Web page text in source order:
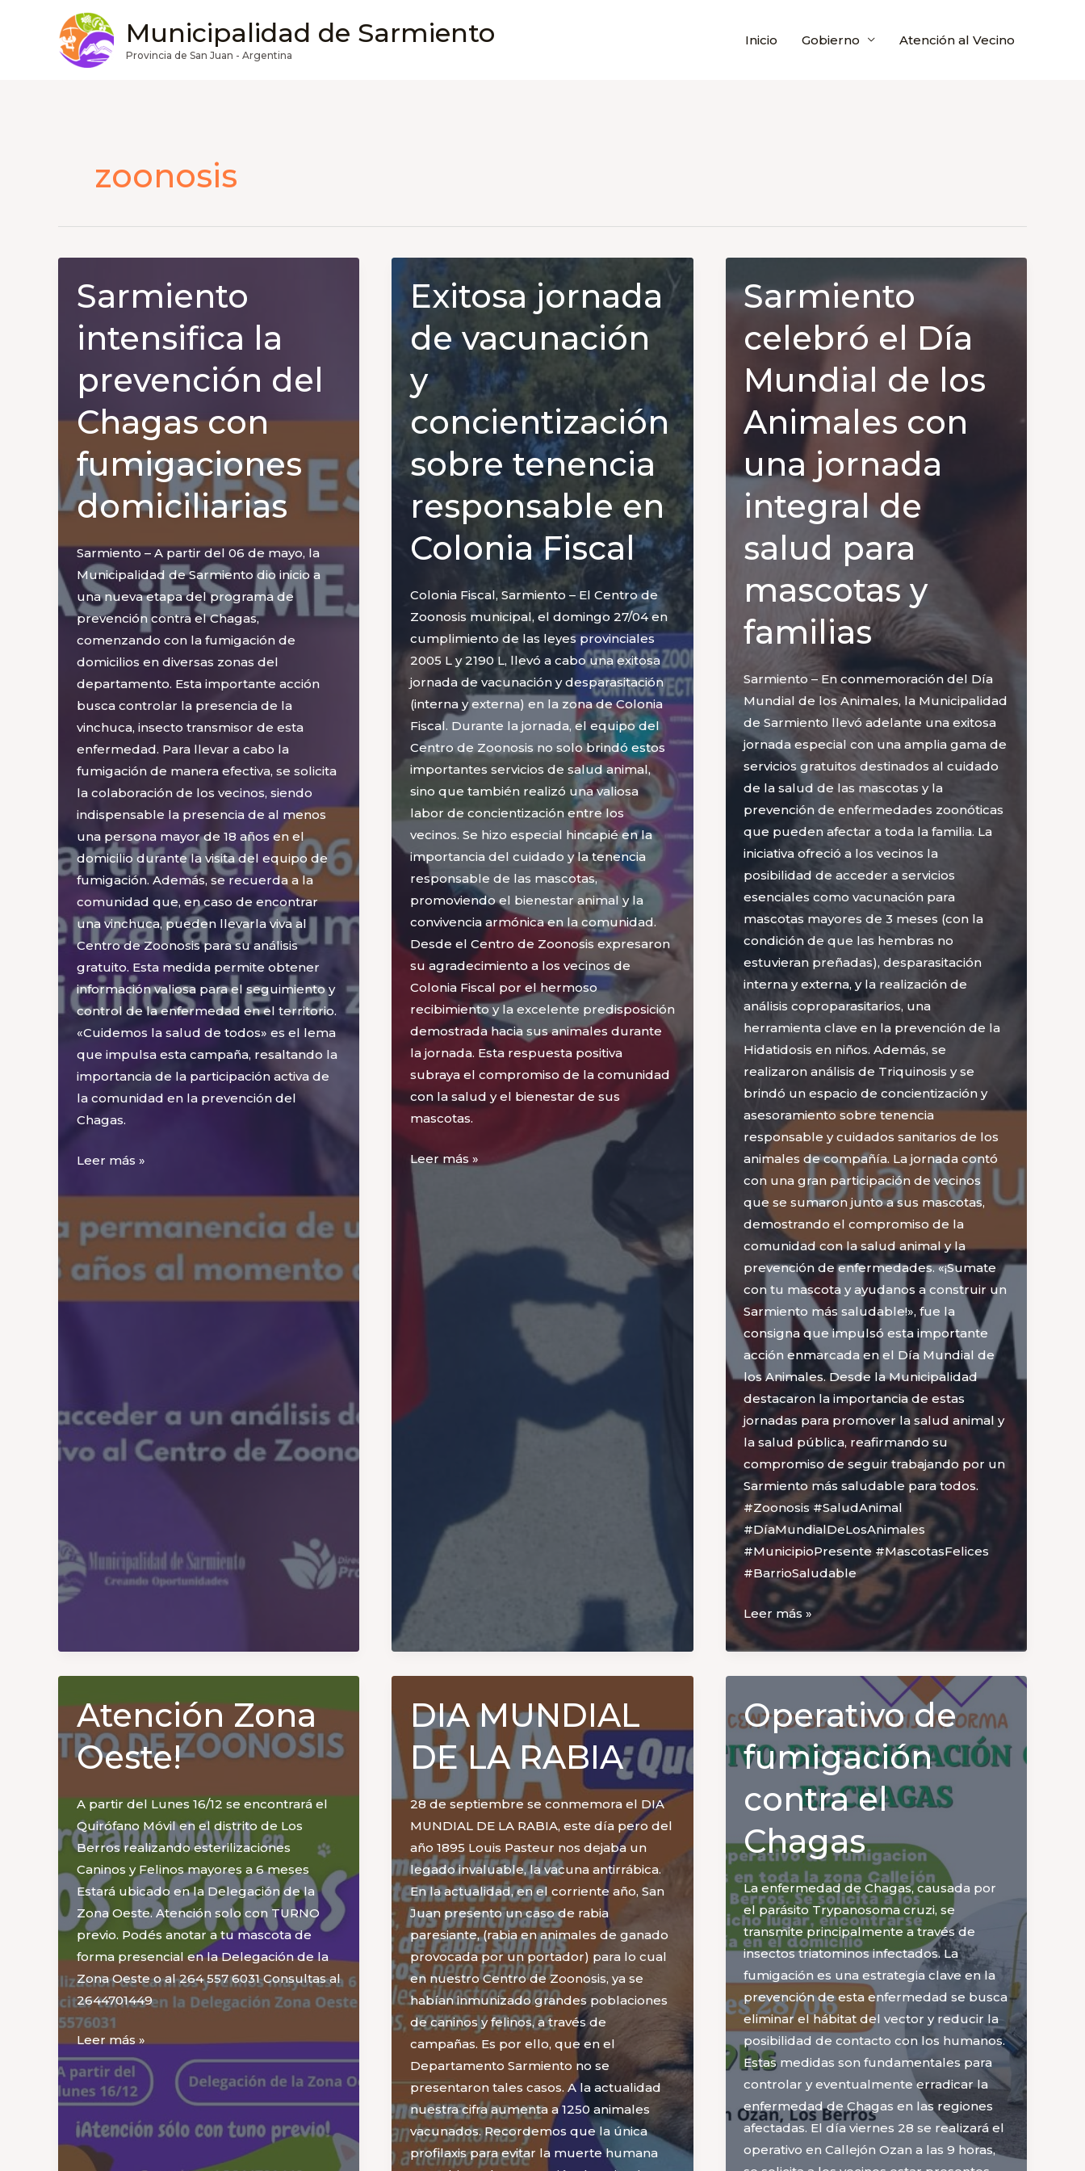
contenido
Municipalidad de Sarmiento
Provincia de San Juan - Argentina
Inicio Gobierno Atención al Vecino
zoonosis
Sarmiento
intensifica la
prevención del
Chagas con
fumigaciones
domiciliarias
Sarmiento – A partir del 06 de mayo, la
Municipalidad de Sarmiento dio inicio a
una nueva etapa del programa de
prevención contra el Chagas,
comenzando con la fumigación de
domicilios en diversas zonas del
departamento. Esta importante acción
busca controlar la presencia de la
vinchuca, insecto transmisor de esta
enfermedad. Para llevar a cabo la
fumigación de manera efectiva, se solicita
la colaboración de los vecinos, siendo
indispensable la presencia de al menos
una persona mayor de 18 años en el
domicilio durante la visita del equipo de
fumigación. Además, se recuerda a la
comunidad que, en caso de encontrar
una vinchuca, pueden llevarla viva al
Centro de Zoonosis para su análisis
gratuito. Esta medida permite obtener
información valiosa para el seguimiento y
control de la enfermedad en el territorio.
«Cuidemos la salud de todos» es el lema
que impulsa esta campaña, resaltando la
importancia de la participación activa de
la comunidad en la prevención del
Chagas.
Sarmiento
prevención
del
Chagas
Leer más »
Exitosa jornada
de vacunación
y
concientización
sobre tenencia
responsable en
Colonia Fiscal
Colonia Fiscal, Sarmiento – El Centro de
Zoonosis municipal, el domingo 27/04 en
cumplimiento de las leyes provinciales
2005 L y 2190 L, llevó a cabo una exitosa
jornada de vacunación y desparasitación
(interna y externa) en la zona de Colonia
Fiscal. Durante la jornada, el equipo del
Centro de Zoonosis no solo brindó estos
importantes servicios de salud animal,
sino que también realizó una valiosa
labor de concientización entre los
vecinos. Se hizo especial hincapié en la
importancia del cuidado y la tenencia
responsable de las mascotas,
promoviendo el bienestar animal y la
convivencia armónica en la comunidad.
Desde el Centro de Zoonosis expresaron
su agradecimiento a los vecinos de
Colonia Fiscal por el hermoso
recibimiento y la excelente predisposición
demostrada hacia sus animales durante
la jornada. Esta respuesta positiva
subraya el compromiso de la comunidad
con la salud y el bienestar de sus
mascotas.
Exitosa
vacunación
concientización
sobre
Leer más »
Sarmiento
celebró el Día
Mundial de los
Animales con
una jornada
integral de
salud para
mascotas y
familias
Sarmiento – En conmemoración del Día
Mundial de los Animales, la Municipalidad
de Sarmiento llevó adelante una exitosa
jornada especial con una amplia gama de
servicios gratuitos destinados al cuidado
de la salud de las mascotas y la
prevención de enfermedades zoonóticas
que pueden afectar a toda la familia. La
iniciativa ofreció a los vecinos la
posibilidad de acceder a servicios
esenciales como vacunación para
mascotas mayores de 3 meses (con la
condición de que las hembras no
estuvieran preñadas), desparasitación
interna y externa, y la realización de
análisis coproparasitarios, una
herramienta clave en la prevención de la
Hidatidosis en niños. Además, se
realizaron análisis de Triquinosis y se
brindó un espacio de concientización y
asesoramiento sobre tenencia
responsable y cuidados sanitarios de los
animales de compañía. La jornada contó
con una gran participación de vecinos
que se sumaron junto a sus mascotas,
demostrando el compromiso de la
comunidad con la salud animal y la
prevención de enfermedades. «¡Sumate
con tu mascota y ayudanos a construir un
Sarmiento más saludable!», fue la
consigna que impulsó esta importante
acción enmarcada en el Día Mundial de
los Animales. Desde la Municipalidad
destacaron la importancia de estas
jornadas para promover la salud animal y
la salud pública, reafirmando su
compromiso de seguir trabajando por un
Sarmiento más saludable para todos.
#Zoonosis #SaludAnimal
#DíaMundialDeLosAnimales
#MunicipioPresente #MascotasFelices
#BarrioSaludable
Sarmiento
celebró
el
Día
de
los
Animales
una
jornada
integral
de
salud
para
mascotas
y
familias
Leer más »
Atención Zona
Oeste!
A partir del Lunes 16/12 se encontrará el
Quirófano Móvil en el distrito de Los
Berros realizando esterilizaciones
Caninos y Felinos mayores a 6 meses
Estará ubicado en la Delegación de la
Zona Oeste. Atención solo con TURNO
previo. Podés anotar a tu mascota de
forma presencial en la Delegación de la
Zona Oeste o al 264 557 6031 Consultas al
2644701449
Atención
Zona
Oeste!
Leer más »
DIA MUNDIAL
DE LA RABIA
28 de septiembre se conmemora el DIA
MUNDIAL DE LA RABIA, este día pero del
año 1895 Louis Pasteur nos dejaba un
legado invaluable, la vacuna antirrábica.
En la actualidad, en el corriente año, San
Juan presento un caso de rabia
paresiante, (rabia en animales de ganado
provocada por un portador) para lo cual
en nuestro Centro de Zoonosis, ya se
habían inmunizado grandes poblaciones
de caninos y felinos, a través de
campañas. Es por ello, que en el
Departamento Sarmiento no se
presentaron tales casos. A la actualidad
nuestra cifra aumenta a 1250 animales
vacunados. Recordemos que la única
profilaxis para evitar la muerte humana
Operativo de
fumigación
contra el
Chagas
La enfermedad de Chagas, causada por
el parásito Trypanosoma cruzi, se
transmite principalmente a través de
insectos triatominos infectados. La
fumigación es una estrategia clave en la
prevención de esta enfermedad se busca
eliminar el hábitat del vector y reducir la
posibilidad de contacto con los humanos.
Estas medidas son fundamentales para
controlar y eventualmente erradicar la
enfermedad de Chagas en las regiones
afectadas. El día viernes 28 se realizará el
operativo en Callejón Ozan a las 9 horas,